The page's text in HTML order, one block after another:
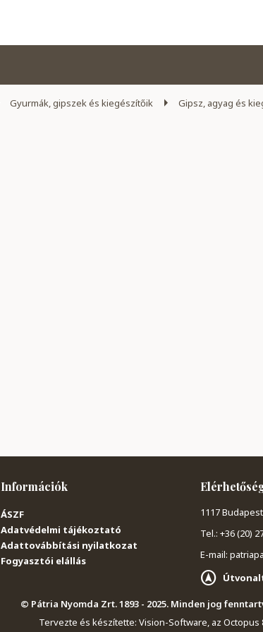
Gyurmák, gipszek és kiegészítőik Gipsz, agyag és
Információk
ÁSZF
Adatvédelmi tájékoztató
Adattovábbítási nyilatkozat
Fogyasztói elállás
1117
Tel.: +36 (20)
E-mail:
© Pátria Nyomda Zrt. 1893 - 2025. Minden jog
Tervezte és készítette: Vision-Software, az Octopus